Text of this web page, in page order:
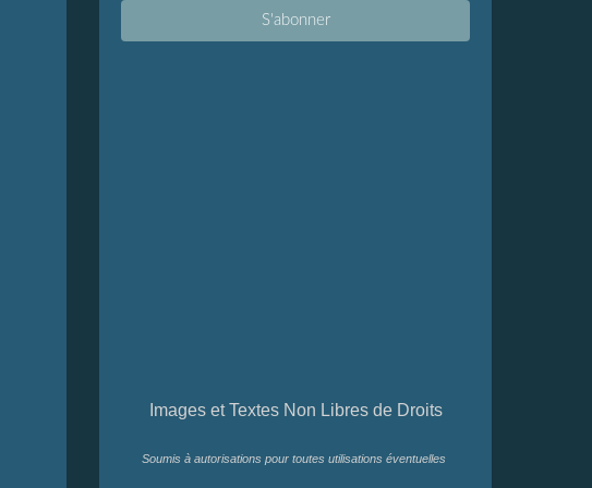
Images et Textes Non Libres de Droits
Soumis à autorisations pour toutes utilisations éventuelles